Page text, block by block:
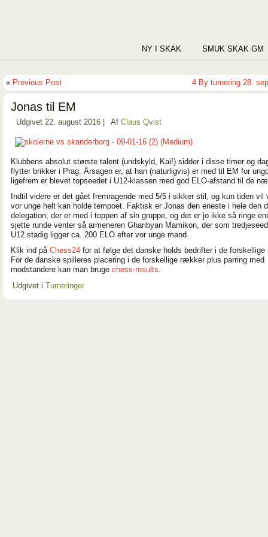
NY I SKAK SMUK SKAK GM
« Previous Post 4 By turnering 28.
Jonas til EM
Udgivet 22. august 2016 Af Claus Qvist
Klubbens absolut største talent (undskyld, Kai!) sidder i disse timer og
flytter brikker i Prag. Årsagen er, at han (naturligvis) er med til EM for
ligefrem er blevet topseedet i U12-klassen med god ELO-afstand til de
Indtil videre er det gået fremragende med 5/5 i sikker stil, og kun tiden vil
vor unge helt kan holde tempoet. Faktisk er Jonas den eneste i hele den
delegation, der er med i toppen af sin gruppe, og det er jo ikke så ringe
sjette runde venter så armeneren Gharibyan Mamikon, der som
U12 stadig ligger ca. 200 ELO efter vor unge mand.
Klik ind på Chess24 for at følge det danske holds bedrifter i de
For de danske spilleres placering i de forskellige rækker plus parring med
modstandere kan man bruge chess-results.
Udgivet i Turneringer